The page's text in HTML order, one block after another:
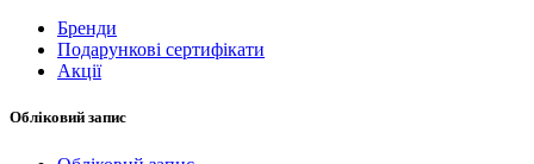
Бренди
Подарункові сертифікати
Акції
Обліковий запис